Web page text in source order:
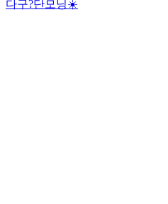
다구?단모닝☀️